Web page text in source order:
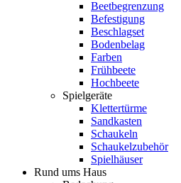
Beetbegrenzung
Befestigung
Beschlagset
Bodenbelag
Farben
Frühbeete
Hochbeete
Spielgeräte
Klettertürme
Sandkasten
Schaukeln
Schaukelzubehör
Spielhäuser
Rund ums Haus